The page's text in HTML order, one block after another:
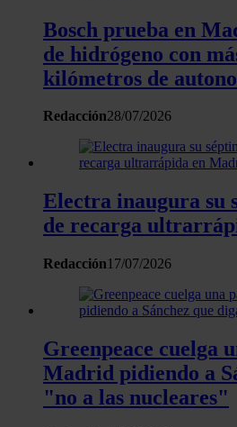
sociales y analizar el tráfico.
información sobre el uso que
nuestros partners de redes
que les haya proporcionado o que
partir del uso que haya hecho de
Bosch prueba en
de hidrógeno con
kilómetros de
Redacción28/07/2026
Electra inaugura su
de recarga
Redacción17/07/2026
Greenpeace cuelga
Madrid pidiendo a
"no a las nucleares"